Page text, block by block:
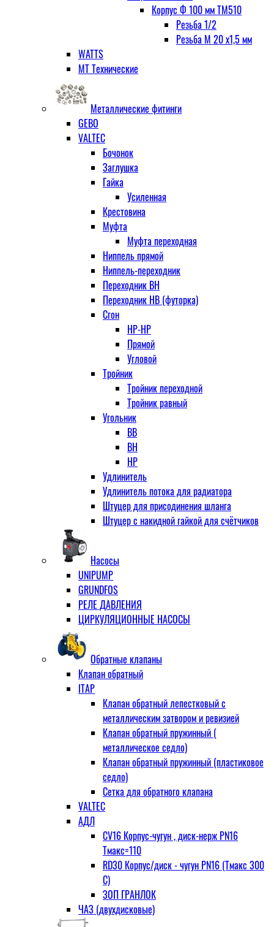
Корпус Ф 100 мм ТМ510
Резьба 1/2
Резьба М 20 х1,5 мм
WATTS
МТ Технические
Металлические фитинги
GEBO
VALTEC
Бочонок
Заглушка
Гайка
Усиленная
Крестовина
Муфта
Муфта переходная
Ниппель прямой
Ниппель-переходник
Переходник ВН
Переходник НВ (футорка)
Сгон
НР-НР
Прямой
Угловой
Тройник
Тройник переходной
Тройник равный
Угольник
ВВ
ВН
НР
Удлинитель
Удлинитель потока для радиатора
Штуцер для присодинения шланга
Штуцер с накидной гайкой для счётчиков
Насосы
UNIPUMP
GRUNDFOS
РЕЛЕ ДАВЛЕНИЯ
ЦИРКУЛЯЦИОННЫЕ НАСОСЫ
Обратные клапаны
Клапан обратный
ITAP
Клапан обратный лепестковый с
металлическим затвором и ревизией
Клапан обратный пружинный (
металлическое седло)
Клапан обратный пружинный (пластиковое
седло)
Сетка для обратного клапана
VALTEC
АДЛ
CV16 Корпус-чугун , диск-нерж PN16
Тмакс=110
RD30 Корпус/диск - чугун РN16 (Тмакс 300
С)
ЗОП ГРАНЛОК
ЧАЗ (двухдисковые)